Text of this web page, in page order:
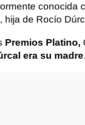
conocida
, hija de Rocío
Premios Platino,
era su madre.